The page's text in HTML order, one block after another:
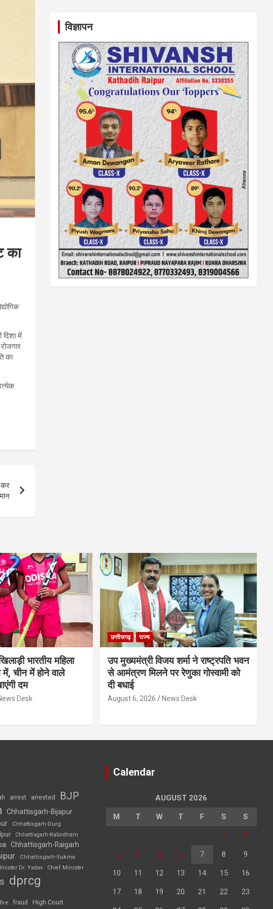
का
में
का
कर
विज्ञापन
भारतीय महिला
में, चीन में होने वाले
दम
Desk
छत्तीसगढ़ राज्य
उप मुख्यमंत्री विजय शर्मा ने राष्ट्रपति भवन
से आमंत्रण मिलने पर रेणुका गोस्वामी को
दी बधाई
August 6, 2026 News Desk
arrest arrested BJP
Chhattisgarh-Bijapur
Chhattisgarh-Durg
Chhattisgarh-Kabirdham
Chhattisgarh-Raigarh
Chhattisgarh-Sukma
Dr. Yadav Chief Minister
dprcg
fire fraud High Court
Calendar
AUGUST 2026
M T W T F S S
1 2
3 4 5 6 7 8 9
10 11 12 13 14 15 16
17 18 19 20 21 22 23